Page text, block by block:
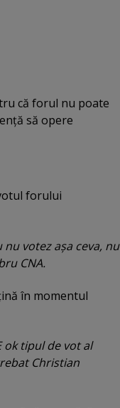
că forul nu poate
să opere
forului
votez aşa ceva, nu
CNA.
în momentul
ok tipul de vot al
Christian